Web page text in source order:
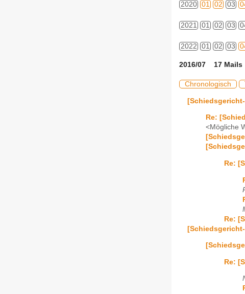
2020 01 02 03
2021 01 02 03
2022 01 02 03
2016/07 17 Mails
Chronologisch
Re:
<Mögliche
Re:
Re:
Re: